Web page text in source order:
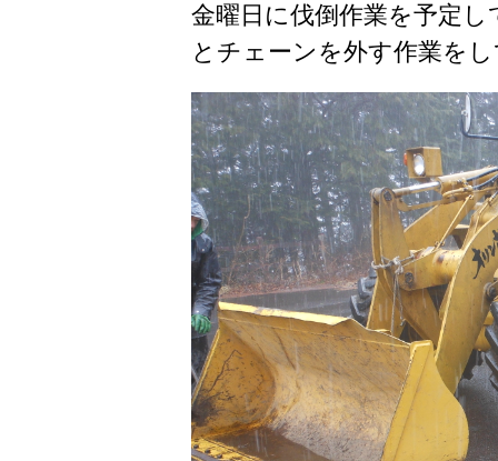
金曜日に伐倒作業を予定
とチェーンを外す作業を